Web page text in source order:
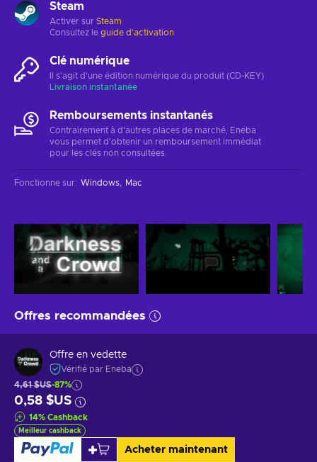
Steam
Activer sur Steam
Consultez le guide d'activation
Clé numérique
Il s'agit d'une édition numérique du produit (CD-KEY)
Livraison instantanée
Remboursements instantanés
Contrairement à d'autres places de marché, Eneba
vous permet d'obtenir un remboursement immédiat
pour les clés non consultées.
Fonctionne sur: Windows Mac
Offres recommandées
Offre en vedette
Vérifié par Eneba
4,61 $US-87%
0,58 $US
14% Cashback
Meilleur cashback
Acheter maintenant